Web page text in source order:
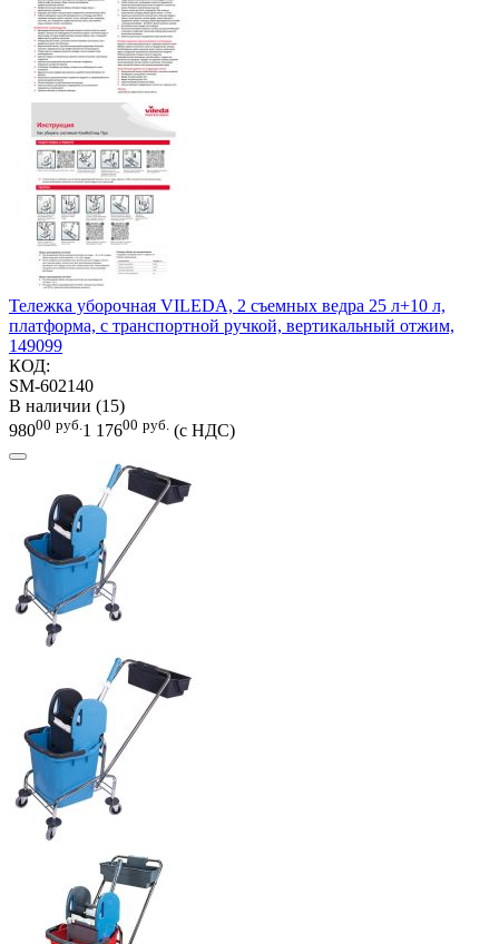
Тележка уборочная VILEDA, 2 съемных ведра 25 л+10 л,
платформа, с транспортной ручкой, вертикальный отжим,
149099
КОД:
SM-602140
В наличии (15)
98000 руб. 1 17600 руб. (с НДС)